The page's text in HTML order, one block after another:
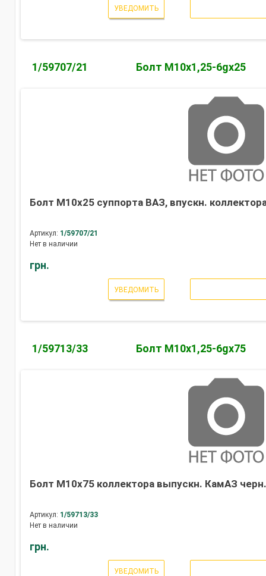
УВЕДОМИТЬ
1/59707/21 Болт М10х1,25-6gх25
Болт М10х25 суппорта ВАЗ, впускн.
Артикул: 1/59707/21
Нет в наличии
грн.
УВЕДОМИТЬ
1/59713/33 Болт М10х1,25-6gх75
Болт М10х75 коллектора выпускн. КамАЗ
Артикул: 1/59713/33
Нет в наличии
грн.
УВЕДОМИТЬ